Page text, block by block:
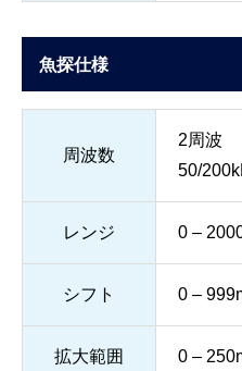
魚探仕様
周波数
2周波
50/
レンジ 0 –
シフト 0 –
拡大範囲 0 –